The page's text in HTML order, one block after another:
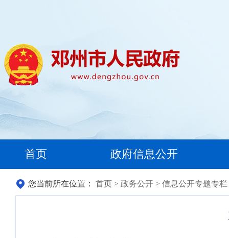
首页 政府信息公开
您当前所在位置： 首页 > 政务公开 > 信息公开专题专栏